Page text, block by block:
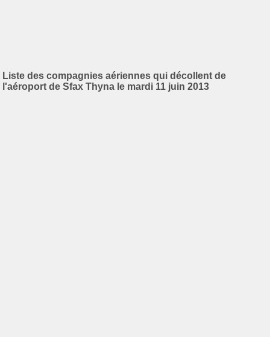
Liste des compagnies aériennes qui décollent de
l'aéroport de Sfax Thyna le mardi 11 juin 2013